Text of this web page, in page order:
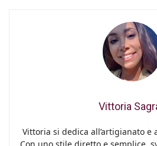
Vittoria
Vittoria si dedica all’artigianato
Con uno stile diretto e semplice,